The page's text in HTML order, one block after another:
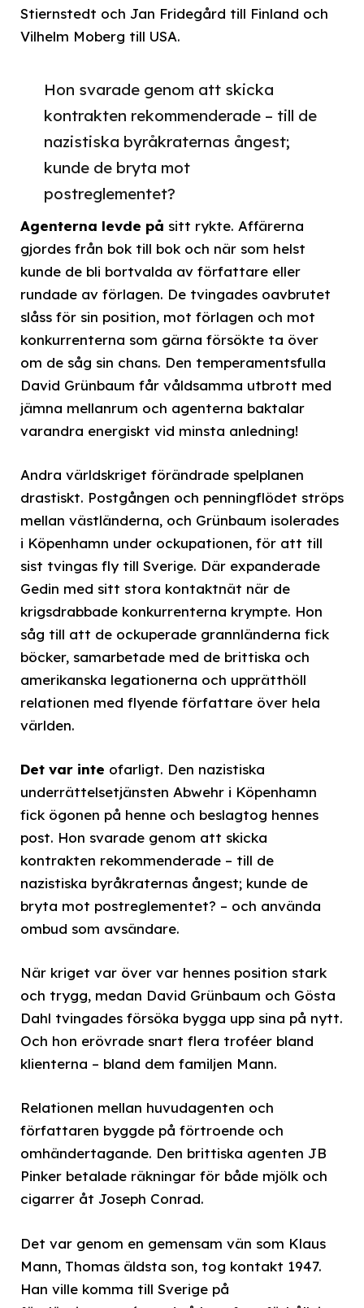
Stiernstedt och Jan Fridegård till Finland och
Vilhelm Moberg till USA.
Hon svarade genom att skicka
kontrakten rekommenderade – till de
nazistiska byråkraternas ångest;
kunde de bryta mot
postreglementet?
Agenterna levde på sitt rykte. Affärerna
gjordes från bok till bok och när som helst
kunde de bli bortvalda av författare eller
rundade av förlagen. De tvingades oavbrutet
slåss för sin position, mot förlagen och mot
konkurrenterna som gärna försökte ta över
om de såg sin chans. Den temperamentsfulla
David Grünbaum får våldsamma utbrott med
jämna mellanrum och agenterna baktalar
varandra energiskt vid minsta anledning!
Andra världskriget förändrade spelplanen
drastiskt. Postgången och penningflödet ströps
mellan västländerna, och Grünbaum isolerades
i Köpenhamn under ockupationen, för att till
sist tvingas fly till Sverige. Där expanderade
Gedin med sitt stora kontaktnät när de
krigsdrabbade konkurrenterna krympte. Hon
såg till att de ockuperade grannländerna fick
böcker, samarbetade med de brittiska och
amerikanska legationerna och upprätthöll
relationen med flyende författare över hela
världen.
Det var inte ofarligt. Den nazistiska
underrättelsetjänsten Abwehr i Köpenhamn
fick ögonen på henne och beslagtog hennes
post. Hon svarade genom att skicka
kontrakten rekommenderade – till de
nazistiska byråkraternas ångest; kunde de
bryta mot postreglementet? – och använda
ombud som avsändare.
När kriget var över var hennes position stark
och trygg, medan David Grünbaum och Gösta
Dahl tvingades försöka bygga upp sina på nytt.
Och hon erövrade snart flera troféer bland
klienterna – bland dem familjen Mann.
Relationen mellan huvudagenten och
författaren byggde på förtroende och
omhändertagande. Den brittiska agenten JB
Pinker betalade räkningar för både mjölk och
cigarrer åt Joseph Conrad.
Det var genom en gemensam vän som Klaus
Mann, Thomas äldsta son, tog kontakt 1947.
Han ville komma till Sverige på